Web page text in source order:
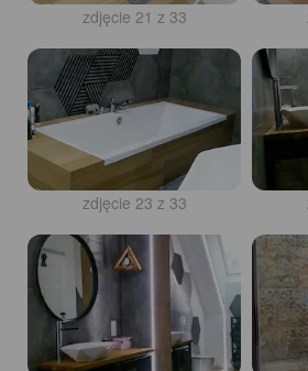
zdjęcie 21 z 33
zdjęcie 23 z 33